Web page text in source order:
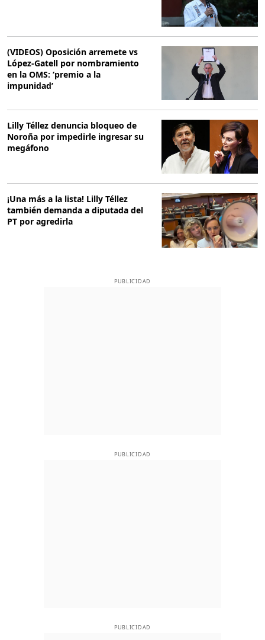
(VIDEOS) Oposición arremete vs
López-Gatell por nombramiento
en la OMS: ‘premio a la
impunidad’
Lilly Téllez denuncia bloqueo de
Noroña por impedirle ingresar su
megáfono
¡Una más a la lista! Lilly Téllez
también demanda a diputada del
PT por agredirla
PUBLICIDAD
PUBLICIDAD
PUBLICIDAD